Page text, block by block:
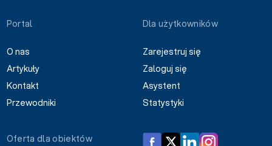
Portal
O nas
Artykuły
Kontakt
Przewodniki
Dla użytkowników
Zarejestruj się
Zaloguj się
Asystent
Statystyki
Oferta dla obiektów